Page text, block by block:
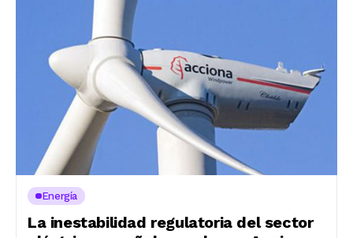
Energía
La inestabilidad regulatoria del sector